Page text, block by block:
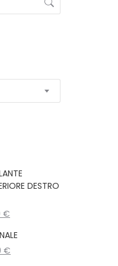
DESTRO
€
attuale
è:
€